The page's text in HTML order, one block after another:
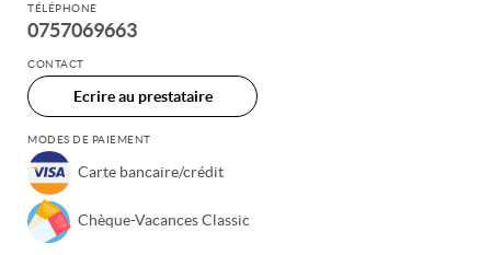
TÉLÉPHONE
0757069663
CONTACT
Ecrire au prestataire
MODES DE PAIEMENT
Carte bancaire/crédit
Chèque-Vacances Classic